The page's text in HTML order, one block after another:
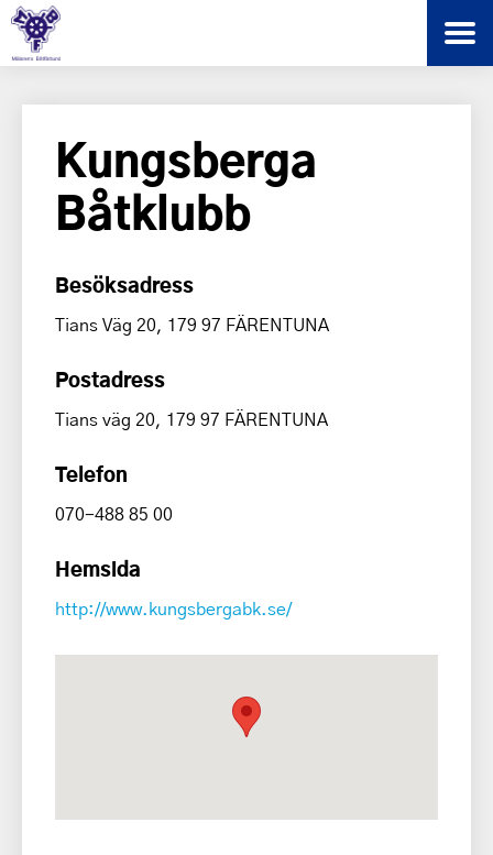
Kungsberga
Båtklubb
Besöksadress
Tians Väg 20, 179 97 FÄRENTUNA
Postadress
Tians väg 20, 179 97 FÄRENTUNA
Telefon
070-488 85 00
Hemsida
http://www.kungsbergabk.se/